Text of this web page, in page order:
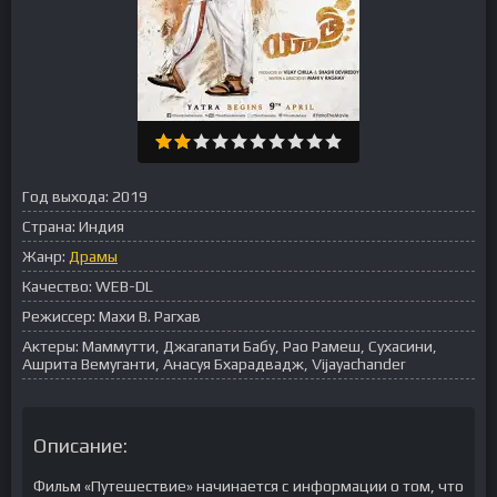
Год выхода: 2019
Страна: Индия
Жанр: Драмы
Качество: WEB-DL
Режиссер: Махи В. Рагхав
Актеры: Маммутти, Джагапати Бабу, Рао Рамеш, Сухасини,
Ашрита Вемуганти, Анасуя Бхарадвадж, Vijayachander
Описание:
Фильм «Путешествие» начинается с информации о том, что